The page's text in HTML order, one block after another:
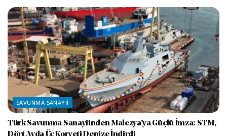
SAVUNMA SANAYII
Türk Savunma Sanayiinden Malezya’ya Güçlü İmza: STM,